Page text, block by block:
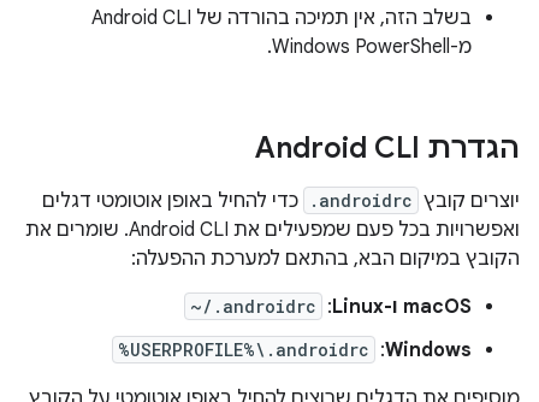
בשלב הזה, אין תמיכה בהורדה של Android CLI
מ-Windows PowerShell.
הגדרת Android CLI
יוצרים קובץ .androidrc
כדי להחיל באופן אוטומטי דגלים
ואפשרויות בכל פעם שמפעילים את Android CLI. שומרים את
הקובץ במיקום הבא, בהתאם למערכת ההפעלה:
macOS ו-Linux
: ‏
~/.androidrc
Windows
:
%USERPROFILE%\.androidrc